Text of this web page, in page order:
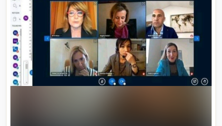
In occasione della Giornata Internazionale della Donna ho
partecipato, in qualità di relatrice, a questo meraviglioso
evento di formazione per Avvocati. Ho trattato il tema della
Tutela della Donna nel Regno del Marocco. Evento
organizzato dalla nostra Rete Avvocati Indipendenti